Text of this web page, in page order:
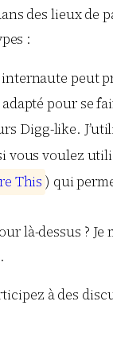
des lieux de
:
peut
pour se
Digg-like.
vous voulez
re This ) qui
là-dessus ?
à des